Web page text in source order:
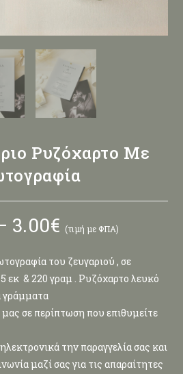
Ρυζόχαρτο Με
3.00€ (τιμή με ΦΠΑ)
του ζευγαριού , σε
εκ & 220 γραμ . Ρυζόχαρτο λευκό
σε περίπτωση που επιθυμείτε
την παραγγελία σας και
μαζί σας για τις απαραίτητες